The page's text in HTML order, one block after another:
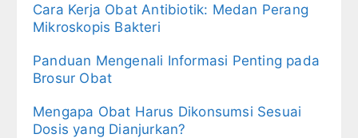
Cara Kerja Obat Antibiotik: Medan Perang
Mikroskopis Bakteri
Panduan Mengenali Informasi Penting pada
Brosur Obat
Mengapa Obat Harus Dikonsumsi Sesuai
Dosis yang Dianjurkan?